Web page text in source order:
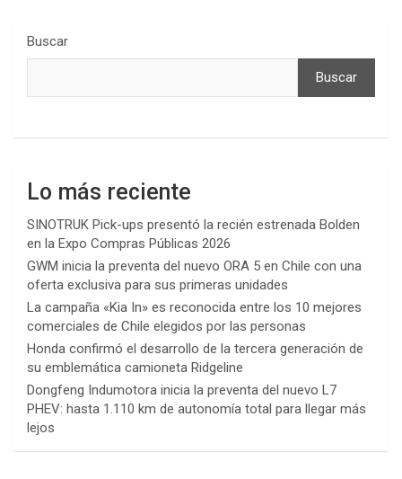
Buscar
Buscar
Lo más reciente
SINOTRUK Pick-ups presentó la recién estrenada Bolden
en la Expo Compras Públicas 2026
GWM inicia la preventa del nuevo ORA 5 en Chile con una
oferta exclusiva para sus primeras unidades
La campaña «Kia In» es reconocida entre los 10 mejores
comerciales de Chile elegidos por las personas
Honda confirmó el desarrollo de la tercera generación de
su emblemática camioneta Ridgeline
Dongfeng Indumotora inicia la preventa del nuevo L7
PHEV: hasta 1.110 km de autonomía total para llegar más
lejos